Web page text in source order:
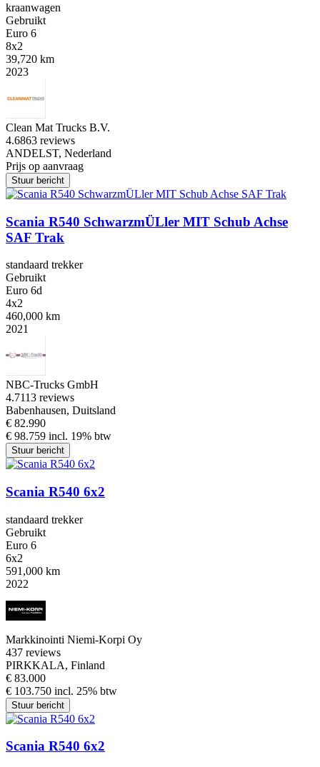
kraanwagen
Gebruikt
Euro 6
8x2
39,720 km
2023
Clean Mat Trucks B.V.
4.6863 reviews
ANDELST, Nederland
Prijs op aanvraag
Stuur bericht
Scania R540 SchwarzmÜLler MIT Schub Achse
SAF Trak
standaard trekker
Gebruikt
Euro 6d
4x2
460,000 km
2021
NBC-Trucks GmbH
4.7113 reviews
Babenhausen, Duitsland
€ 82.990
€ 98.759 incl. 19% btw
Stuur bericht
Scania R540 6x2
standaard trekker
Gebruikt
Euro 6
6x2
591,000 km
2022
Markkinointi Niemi-Korpi Oy
437 reviews
PIRKKALA, Finland
€ 83.000
€ 103.750 incl. 25% btw
Stuur bericht
Scania R540 6x2